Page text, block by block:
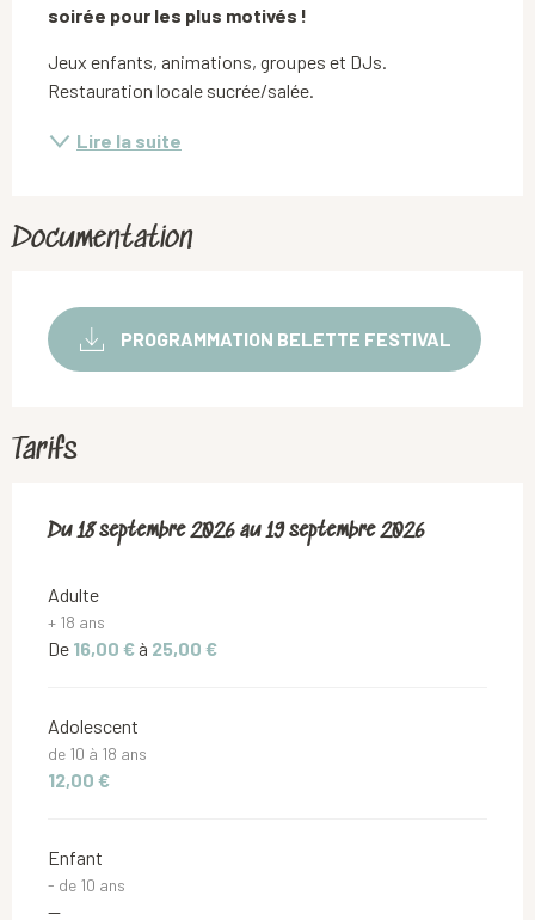
soirée pour les plus motivés !
Jeux enfants, animations, groupes et DJs.
Restauration locale sucrée/salée.
Lire la suite
Documentation
PROGRAMMATION BELETTE FESTIVAL
Tarifs
Du18 septembre 2026 au19 septembre 2026
Du18 septembre 2026 au19 septembre 2026
Adulte
+ 18 ans
De 16,00 € à 25,00 €
Adolescent
de 10 à 18 ans
12,00 €
Enfant
- de 10 ans
—